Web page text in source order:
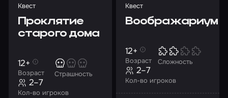
Квест
Проклятие
старого дома
Возраст
12+
Страшность
Кол-во игроков
2–7
Квест
Воображариум
Возраст
12+
Сложность
Кол-во игроков
2–7